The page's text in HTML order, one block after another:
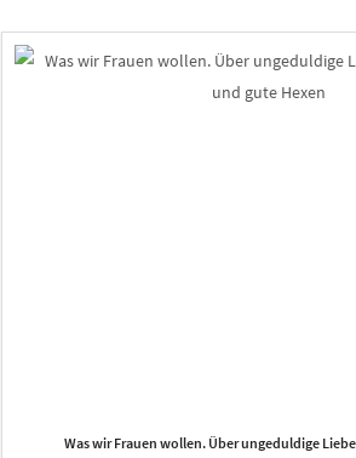
Was wir Frauen wollen. Über ungeduldige